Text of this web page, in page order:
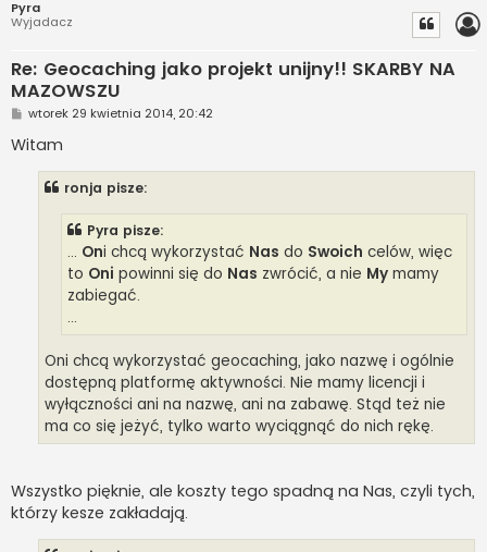
Pyra
Wyjadacz
Re: Geocaching jako projekt unijny!! SKARBY NA
MAZOWSZU
P
s
t
wtorek 29 kwietnia 2014, 20:42
Witam
ronja pisze:
Pyra pisze:
... Oni chcą wykorzystać Nas do Swoich celów, więc
to Oni powinni się do Nas zwrócić, a nie My mamy
zabiegać.
...
Oni chcą wykorzystać geocaching, jako nazwę i ogólnie
dostępną platformę aktywności. Nie mamy licencji i
wyłączności ani na nazwę, ani na zabawę. Stąd też nie
ma co się jeżyć, tylko warto wyciągnąć do nich rękę.
Wszystko pięknie, ale koszty tego spadną na Nas, czyli tych,
którzy kesze zakładają.